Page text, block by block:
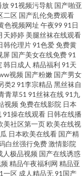
放91视频污导航 国产啪亚
二区 国产乱伦免费观看
色视频网址 午夜99 91日
天婷婷 美腿丝袜在线观看
韩伦理片91色爱免费黄
屏 国产美女在线免费91
韩日成人 精品福利 91天
视频 国产粉嫩 国产男女
类2 91李宗精品 黑丝袜自
青草51 91丝袜在线91九
视频 免费在线影院 日本
91操在线观看 日韩在线播
美社区第一页欧美在线视
日本欧美在线看 国产精
白丝强行免费激情影院
人极品视频 国产在线诱惑
精品午夜福利网 精品亚
一区 成人精品无91国产